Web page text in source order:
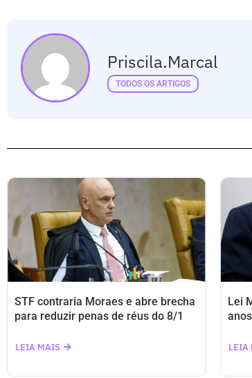
Priscila.marcal
TODOS OS ARTIGOS
STF contraria Moraes e abre brecha
para reduzir penas de réus do 8/1
LEIA MAIS
Lei
LEIA